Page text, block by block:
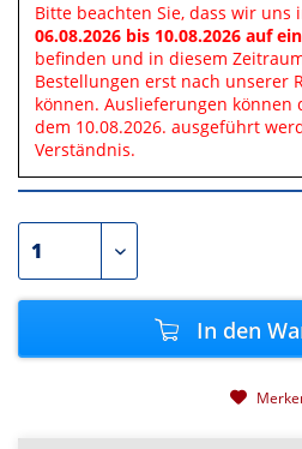
Bitte beachten Sie, dass wir uns
06.08.2026 bis 10.08.2026 auf
befinden und in diesem
Bestellungen erst nach unserer
können. Auslieferungen können
dem 10.08.2026. ausgeführt
Verständnis.
In den